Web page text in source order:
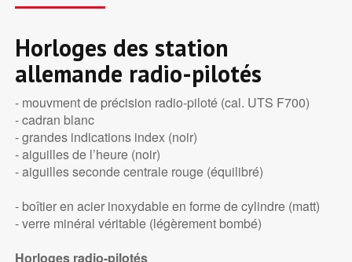
Horloges des station
allemande radio-pilotés
- mouvment de précision radio-piloté (cal. UTS F700)
- cadran blanc
- grandes indications index (noir)
- aiguilles de l’heure (noir)
- aiguilles seconde centrale rouge (équilibré)
- boîtier en acier inoxydable en forme de cylindre (matt)
- verre minéral véritable (légèrement bombé)
Horloges radio-pilotés